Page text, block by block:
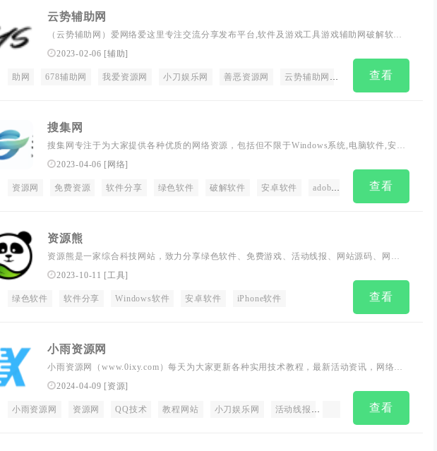
我爱辅助网 辅助吧 娱乐网 免费辅助 小黑资源网
云势辅助网
（云势辅助网）爱网络爱这里专注交流分享发布平台,软件及游戏工具游戏辅助网破解软件
分享,最全面的免费辅助外挂资源平台!
2023-02-06 [辅助]
助网 678辅助网 我爱资源网 小刀娱乐网 善恶资源网 云势辅助网 真牛论坛查看
搜集网
搜集网专注于为大家提供各种优质的网络资源，包括但不限于Windows系统,电脑软件,安卓
软件,破解软件,绿色软件,站长实测,资源质量安全可靠！
2023-04-06 [网络]
资源网 免费资源 软件分享 绿色软件 破解软件 安卓软件 adobe 电脑软件
查看
资源熊
资源熊是一家综合科技网站，致力分享绿色软件、免费游戏、活动线报、网站源码、网络
课程、油猴脚本、浏览器插件等免费资源，专注于分享网络技术资源，努力为各位网友呈
2023-10-11 [工具]
绿色软件 软件分享 Windows软件 安卓软件 iPhone软件 查看
软件分享网
小雨资源网
小雨资源网（www.0ixy.com）每天为大家更新各种实用技术教程，最新活动资讯，网络趣
事，QQ活动动态,多方面性质资源分享,免费源码交流学习基地,绿色、安全，搞笑的软件基
2024-04-09 [资源]
小雨资源网 资源网 QQ技术 教程网站 小刀娱乐网 活动线报 破解软件
查看